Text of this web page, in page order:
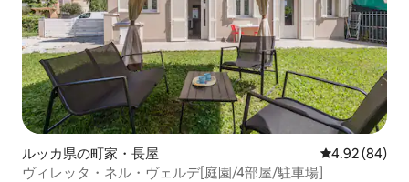
ルッカ県の町家・長屋 レビュー84
4.92 (84)
ヴィレッタ・ネル・ヴェルデ[庭園/4部屋/駐車場]